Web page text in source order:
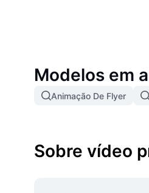
Modelos em
Animação De Flyer
Sobre vídeo